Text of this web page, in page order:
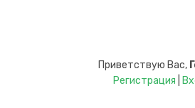
Приветствую Вас,
Регистрация